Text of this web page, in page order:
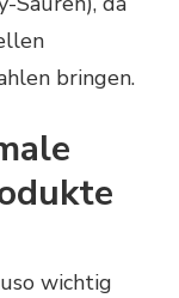
bringen.
wichtig